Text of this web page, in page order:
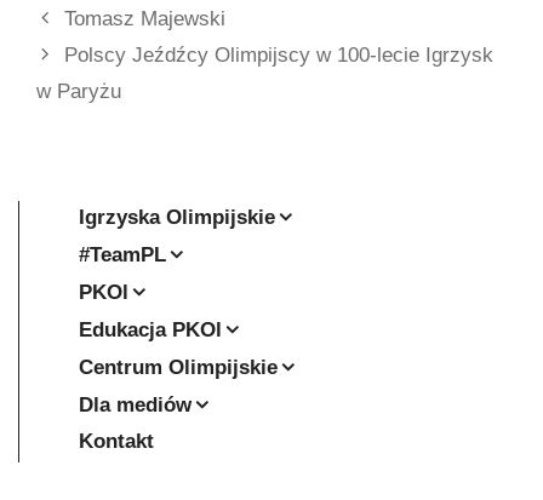
Tomasz Majewski
Polscy Jeźdźcy Olimpijscy w 100-lecie Igrzysk
w Paryżu
Igrzyska Olimpijskie
#TeamPL
PKOl
Edukacja PKOl
Centrum Olimpijskie
Dla mediów
Kontakt